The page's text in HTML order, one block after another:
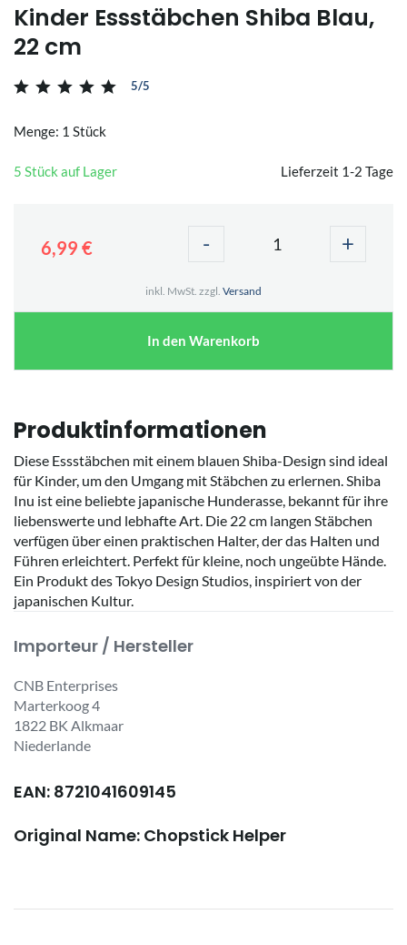
Kinder Essstäbchen Shiba Blau,
22 cm
5/5
Menge: 1 Stück
5 Stück auf Lager Lieferzeit 1-2 Tage
6,99 € - +
inkl. MwSt. zzgl. Versand
In den Warenkorb
Produktinformationen
Diese Essstäbchen mit einem blauen Shiba-Design sind ideal
für Kinder, um den Umgang mit Stäbchen zu erlernen. Shiba
Inu ist eine beliebte japanische Hunderasse, bekannt für ihre
liebenswerte und lebhafte Art. Die 22 cm langen Stäbchen
verfügen über einen praktischen Halter, der das Halten und
Führen erleichtert. Perfekt für kleine, noch ungeübte Hände.
Ein Produkt des Tokyo Design Studios, inspiriert von der
japanischen Kultur.
Importeur / Hersteller
CNB Enterprises
Marterkoog 4
1822 BK Alkmaar
Niederlande
EAN: 8721041609145
Original Name: Chopstick Helper